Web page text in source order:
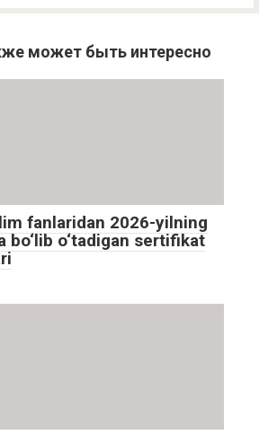
может быть интересно
fanlaridan 2026-yilning
bo‘lib o‘tadigan sertifikat